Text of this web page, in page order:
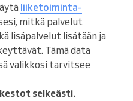
liiketoiminta-
mitkä palvelut
lisäpalvelut lisätään ja
Tämä data
valikkosi tarvitsee
selkeästi.